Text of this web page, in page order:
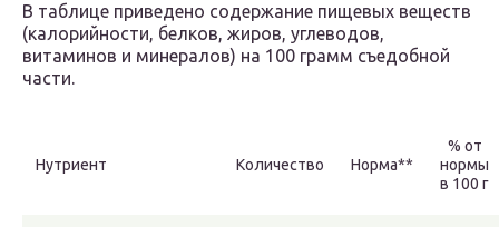
В таблице приведено содержание пищевых веществ
(калорийности, белков, жиров, углеводов,
витаминов и минералов) на 100 грамм съедобной
части.
Нутриент Количество Норма**
% от
нормы
в 100 г